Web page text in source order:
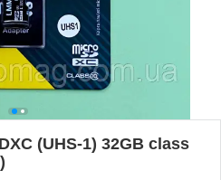
(UHS-1) 32GB class